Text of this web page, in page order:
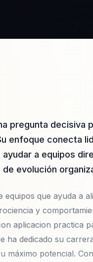
pregunta decisiva
enfoque conecta
a equipos
evolución
que ayuda a
y
aplicacion practica
ha dedicado su
máximo potencial.